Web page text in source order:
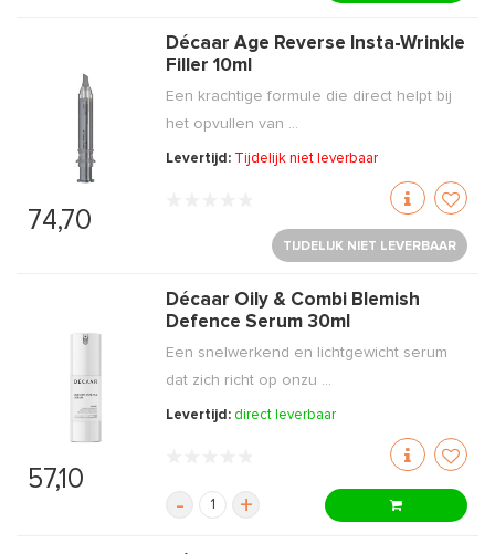
74,70
Décaar Age Reverse Insta-Wrinkle
Filler 10ml
Een krachtige formule die direct helpt bij
het opvullen van ...
Levertijd: Tijdelijk niet leverbaar
TIJDELIJK NIET LEVERBAAR
57,10
Décaar Oily & Combi Blemish
Defence Serum 30ml
Een snelwerkend en lichtgewicht serum
dat zich richt op onzu ...
Levertijd: direct leverbaar
- +